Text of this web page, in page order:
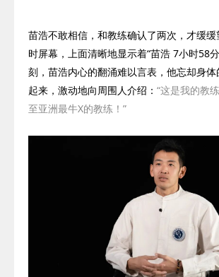
苗浩不敢相信，和教练确认了两次，才缓
时屏幕，上面清晰地显示着“苗浩 7小时58分
刻，苗浩内心的翻涌难以言表，他忘却身
起来，激动地向周围人介绍： “这是我的教
至亚洲最牛X的教练！”